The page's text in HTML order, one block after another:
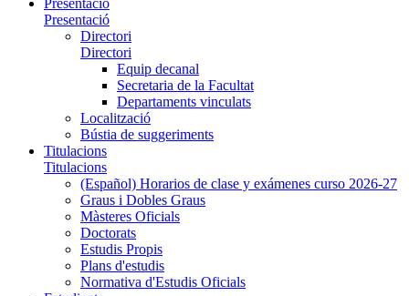
Presentació
Directori
Directori
Equip decanal
Secretaria de la Facultat
Departaments vinculats
Localització
Bústia de suggeriments
Titulacions
Titulacions
(Español) Horarios de clase y exámenes curso 2026-27
Graus i Dobles Graus
Màsteres Oficials
Doctorats
Estudis Propis
Plans d'estudis
Normativa d'Estudis Oficials